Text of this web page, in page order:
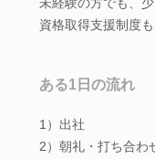
資格取得支援制度
ある1日の流れ
1）出社
2）朝礼・打ち合わ